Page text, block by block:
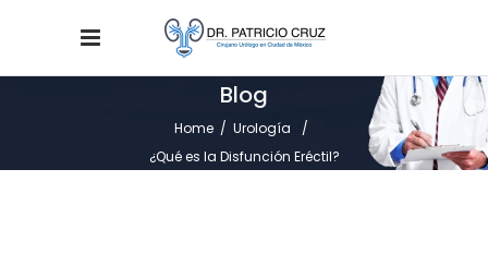
Blog
Home/ Urología
/
¿Qué es la Disfunción Eréctil?